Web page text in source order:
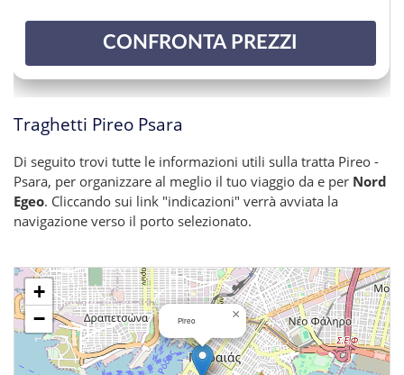
Traghetti Pireo Psara
Di seguito trovi tutte le informazioni utili sulla tratta Pireo -
Psara, per organizzare al meglio il tuo viaggio da e per Nord
Egeo. Cliccando sui link "indicazioni" verrà avviata la
navigazione verso il porto selezionato.
Pireo ×
+
−